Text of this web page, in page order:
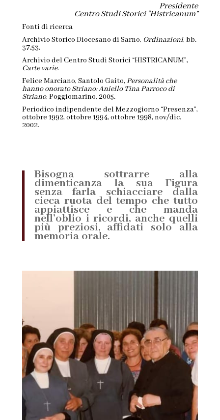
Presidente
Centro Studi Storici “Histricanum”
Fonti di ricerca
Archivio Storico Diocesano di Sarno, Ordinazioni, bb.
37,53.
Archivio del Centro Studi Storici “HISTRICANUM”,
Carte varie.
Felice Marciano, Santolo Gaito, Personalità che
hanno onorato Striano: Aniello Tina Parroco di
Striano, Poggiomarino, 2005.
Periodico indipendente del Mezzogiorno “Presenza”,
ottobre 1992, ottobre 1994, ottobre 1998, nov/dic.
2002.
Bisogna sottrarre alla
dimenticanza la sua Figura
senza farla schiacciare dalla
cieca ruota del tempo che tutto
appiattisce e che manda
nell’oblio i ricordi, anche quelli
più preziosi, affidati solo alla
memoria orale.